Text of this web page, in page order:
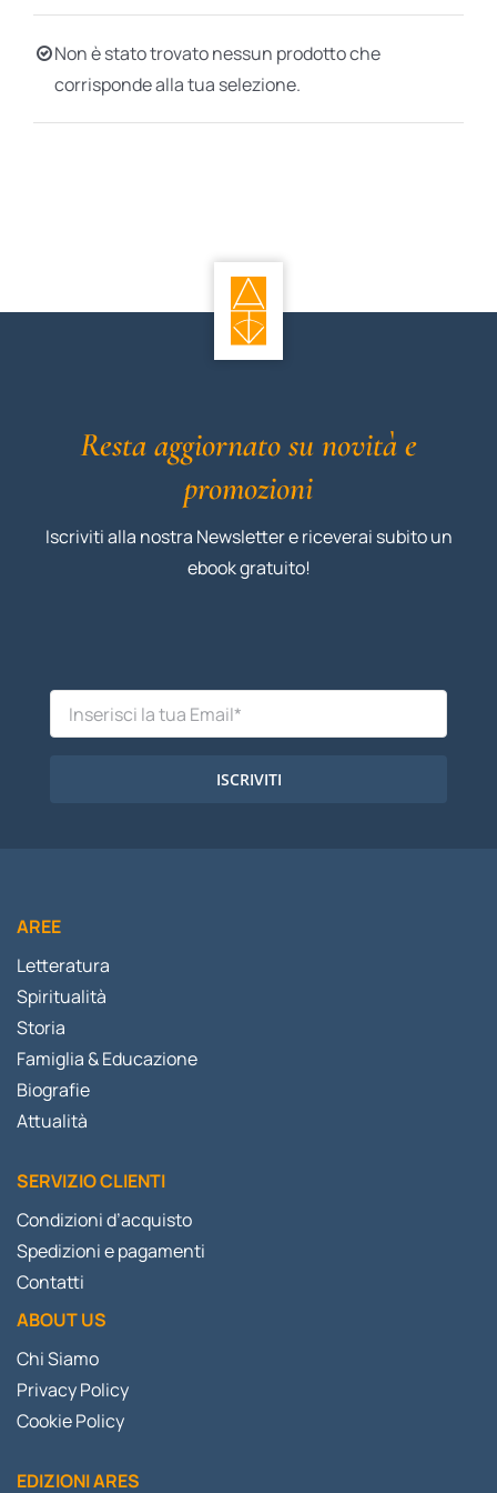
BIOGRAFIE
ATTUALITÀ
Non è stato trovato nessun prodotto che
corrisponde alla tua selezione.
Resta aggiornato su novità e
promozioni
Iscriviti alla nostra Newsletter e riceverai subito un
ebook gratuito!
ISCRIVITI
AREE
Letteratura
Spiritualità
Storia
Famiglia & Educazione
Biografie
Attualità
SERVIZIO CLIENTI
Condizioni d’acquisto
Spedizioni e pagamenti
Contatti
ABOUT US
Chi Siamo
Privacy Policy
Cookie Policy
EDIZIONI ARES